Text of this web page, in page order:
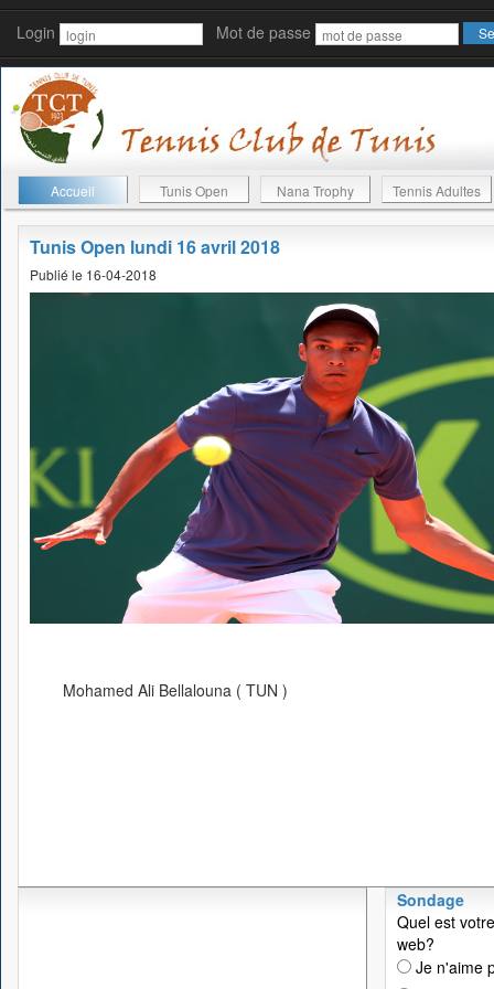
Login Mot de passe
Accueil Tunis Open Nana Trophy Tennis Adultes
Tunis Open lundi 16 avril 2018
Publié le 16-04-2018
Mohamed Ali Bellalouna ( TUN )
Sondage
Quel est
web?
Je n'aime